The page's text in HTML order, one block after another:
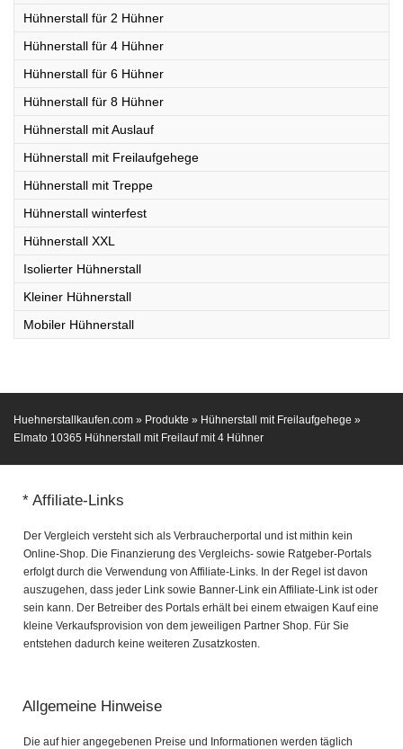
Hühnerstall für 2 Hühner
Hühnerstall für 4 Hühner
Hühnerstall für 6 Hühner
Hühnerstall für 8 Hühner
Hühnerstall mit Auslauf
Hühnerstall mit Freilaufgehege
Hühnerstall mit Treppe
Hühnerstall winterfest
Hühnerstall XXL
Isolierter Hühnerstall
Kleiner Hühnerstall
Mobiler Hühnerstall
Huehnerstallkaufen.com » Produkte » Hühnerstall mit Freilaufgehege »
Elmato 10365 Hühnerstall mit Freilauf mit 4 Hühner
* Affiliate-Links
Der Vergleich versteht sich als Verbraucherportal und ist mithin kein
Online-Shop. Die Finanzierung des Vergleichs- sowie Ratgeber-Portals
erfolgt durch die Verwendung von Affiliate-Links. In der Regel ist davon
auszugehen, dass jeder Link sowie Banner-Link ein Affiliate-Link ist oder
sein kann. Der Betreiber des Portals erhält bei einem etwaigen Kauf eine
kleine Verkaufsprovision von dem jeweiligen Partner Shop. Für Sie
entstehen dadurch keine weiteren Zusatzkosten.
Allgemeine Hinweise
Die auf hier angegebenen Preise und Informationen werden täglich